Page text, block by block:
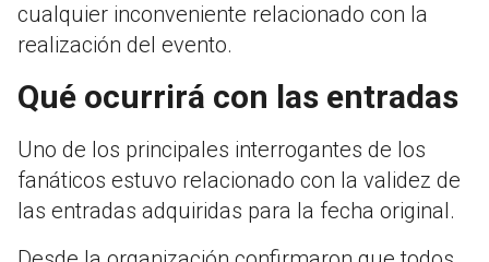
cualquier inconveniente relacionado con la
realización del evento.
Qué ocurrirá con las entradas
Uno de los principales interrogantes de los
fanáticos estuvo relacionado con la validez de
las entradas adquiridas para la fecha original.